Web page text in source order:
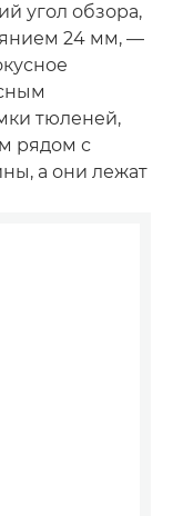
угол обзора,
24 мм, —
тюленей,
рядом с
а они лежат